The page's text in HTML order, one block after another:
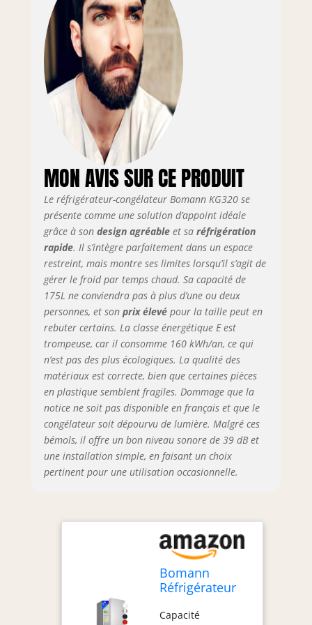
cuisines ou les
espaces restreints
Contrôle précis de
la température :
L’appareil dispose
d’un système de
contrôle de la
température en
continu,
facilement les
réglages pour une
conservation
optimale de vos
aliments. Cette
fonctionnalité
garantit flexibilité
et simplicité
d’utilisation
Conception
fonctionnelle et
adaptable : Équipé
de charnières de
porte à droite, le
réfrigérateur offre
également la
possibilité de les
interchanger,
s’adaptant ainsi à
votre
aménagement
intérieur. Les pieds
stabiliser l’appareil
sur différentes
surfaces Design
sobre et élégant :
Sa finition inox
s’intègre
harmonieusement
MON AVIS SUR CE PRODUIT
Le réfrigérateur-congélateur Bomann KG320 se
présente comme une solution d’appoint idéale
grâce à son design agréableet sa réfrigération
rapide. Il s’intègre parfaitement dans un espace
restreint, mais montre ses limites lorsqu’il s’agit de
gérer le froid par temps chaud. Sa capacité de
175L ne conviendra pas à plus d’une ou deux
personnes, et son prix élevépour la taille peut en
rebuter certains. La classe énergétique E est
trompeuse, car il consomme 160 kWh/an, ce qui
n’est pas des plus écologiques. La qualité des
matériaux est correcte, bien que certaines pièces
en plastique semblent fragiles. Dommage que la
notice ne soit pas disponible en français et que le
congélateur soit dépourvu de lumière. Malgré ces
bémols, il offre un bon niveau sonore de 39 dB et
une installation simple, en faisant un choix
pertinent pour une utilisation occasionnelle.
Bomann
Réfrigérateur
175 L KG 320,
Capacité